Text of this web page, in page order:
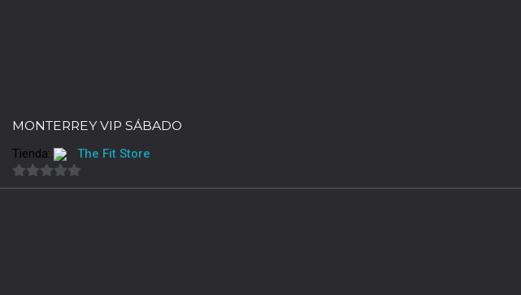
MONTERREY VIP SÁBADO
Tienda: The Fit Store
0